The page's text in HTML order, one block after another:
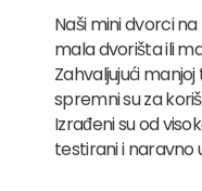
Naši mini dvorci
mala dvorišta ili
Zahvaljujući
spremni su za
Izrađeni su od
testirani i naravno